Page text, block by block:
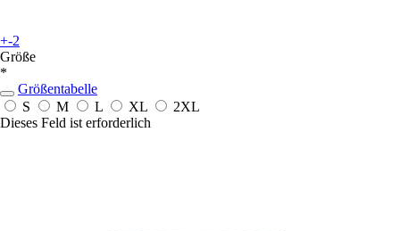
+-2
Größe
*
Größentabelle
S
M L XL
2XL
Dieses Feld ist erforderlich